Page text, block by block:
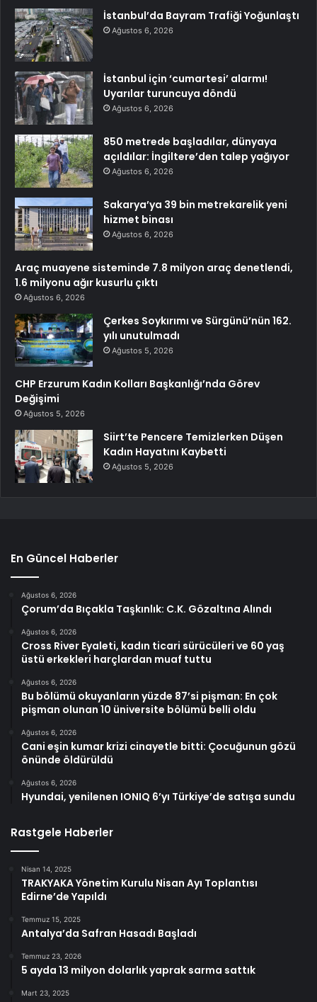
İstanbul’da Bayram Trafiği Yoğunlaştı
Ağustos 6, 2026
İstanbul için ‘cumartesi’ alarmı!
Uyarılar turuncuya döndü
Ağustos 6, 2026
850 metrede başladılar, dünyaya
açıldılar: İngiltere’den talep yağıyor
Ağustos 6, 2026
Sakarya’ya 39 bin metrekarelik yeni
hizmet binası
Ağustos 6, 2026
Araç muayene sisteminde 7.8 milyon araç denetlendi,
1.6 milyonu ağır kusurlu çıktı
Ağustos 6, 2026
Çerkes Soykırımı ve Sürgünü’nün 162.
yılı unutulmadı
Ağustos 5, 2026
CHP Erzurum Kadın Kolları Başkanlığı’nda Görev
Değişimi
Ağustos 5, 2026
Siirt’te Pencere Temizlerken Düşen
Kadın Hayatını Kaybetti
Ağustos 5, 2026
En Güncel Haberler
Ağustos 6, 2026
Çorum’da Bıçakla Taşkınlık: C.K. Gözaltına Alındı
Ağustos 6, 2026
Cross River Eyaleti, kadın ticari sürücüleri ve 60 yaş
üstü erkekleri harçlardan muaf tuttu
Ağustos 6, 2026
Bu bölümü okuyanların yüzde 87’si pişman: En çok
pişman olunan 10 üniversite bölümü belli oldu
Ağustos 6, 2026
Cani eşin kumar krizi cinayetle bitti: Çocuğunun gözü
önünde öldürüldü
Ağustos 6, 2026
Hyundai, yenilenen IONIQ 6’yı Türkiye’de satışa sundu
Rastgele Haberler
Nisan 14, 2025
TRAKYAKA Yönetim Kurulu Nisan Ayı Toplantısı
Edirne’de Yapıldı
Temmuz 15, 2025
Antalya’da Safran Hasadı Başladı
Temmuz 23, 2026
5 ayda 13 milyon dolarlık yaprak sarma sattık
Mart 23, 2025